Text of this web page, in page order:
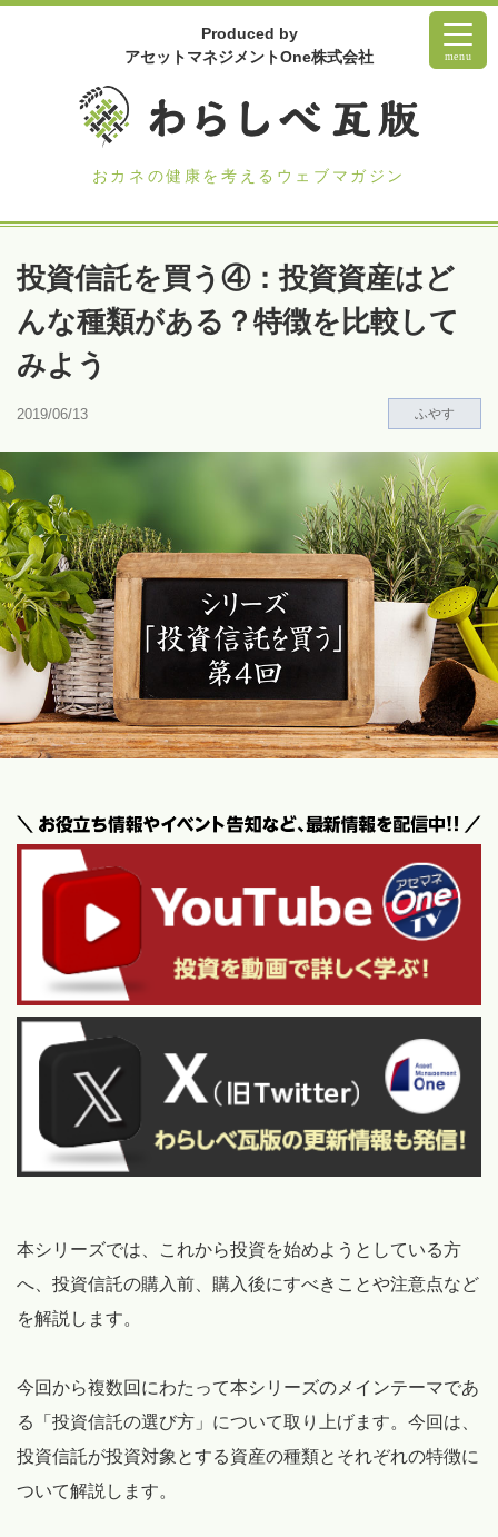
Produced by
アセットマネジメントOne株式会社
おカネの健康を考えるウェブマガジン
menu
投資信託を買う④：投資資産はど
んな種類がある？特徴を比較して
みよう
2019/06/13 ふやす
本シリーズでは、これから投資を始めようとしている方
へ、投資信託の購入前、購入後にすべきことや注意点など
を解説します。
今回から複数回にわたって本シリーズのメインテーマであ
る「投資信託の選び方」について取り上げます。今回は、
投資信託が投資対象とする資産の種類とそれぞれの特徴に
ついて解説します。